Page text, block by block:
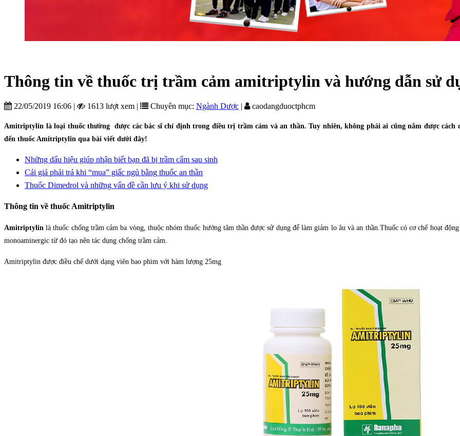
Thông tin về thuốc trị trầm cảm amitriptylin và hướng dẫn sử
22/05/2019 16:06 | 1613 lượt xem | Chuyên mục: Ngành Dược | caodangduoctphcm
Amitriptylin là loại thuốc thường được các bác sĩ chỉ định trong điều trị trầm cảm và an thần. Tuy nhiên, không phải ai cũng nắm được
đến thuốc Amitriptylin qua bài viết dưới đây!
Những dấu hiệu giúp nhận biết bạn đã bị trầm cẩm sau sinh
Cái giá phải trả khi “mua” giấc ngủ bằng thuốc an thần
Thuốc Dimedrol và những vấn đề cần lưu ý khi sử dụng
Thông tin về thuốc Amitriptylin
Amitriptylin là thuốc chống trầm cảm ba vòng, thuộc nhóm thuốc hướng tâm thần được sử dụng để làm giảm lo âu và an thần.Thuốc có cơ chế hoạt
monoaminergic từ đó tạo nên tác dụng chống trầm cảm.
Amitriptylin được điều chế dưới dạng viên bao phim với hàm lượng 25mg